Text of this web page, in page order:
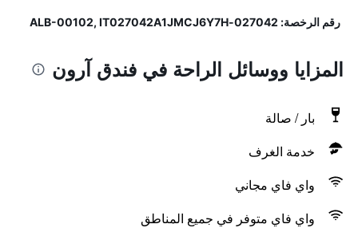
رقم الرخصة: 027042-ALB-00102, IT027042A1JMCJ6Y7H
المزايا ووسائل الراحة في فندق آرون
بار / صالة
خدمة الغرف
واي فاي مجاني
واي فاي متوفر في جميع المناطق